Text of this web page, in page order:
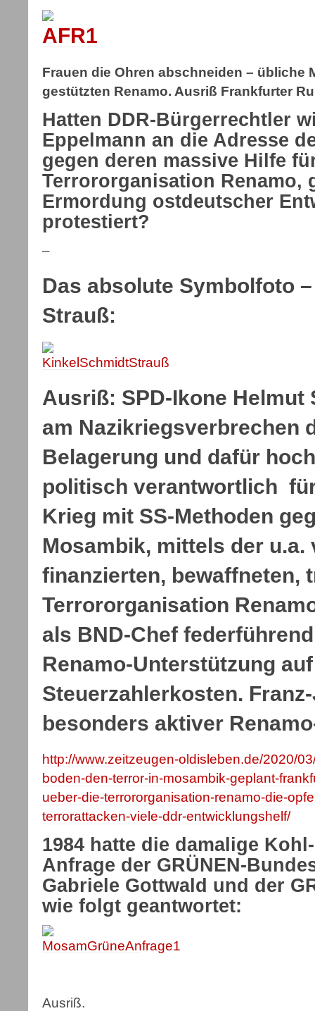
Frauen die Ohren abschneiden – übliche
gestützten Renamo. Ausriß Frankfurter
Hatten DDR-Bürgerrechtler
Eppelmann an die Adresse
gegen deren massive Hilfe
Terrororganisation Renamo,
Ermordung ostdeutscher
protestiert?
–
Das absolute Symbolfoto
Strauß:
Ausriß: SPD-Ikone Helmut
am Nazikriegsverbrechen
Belagerung und dafür
politisch verantwortlich
Krieg mit SS-Methoden
Mosambik, mittels der u.a.
finanzierten, bewaffneten,
Terrororganisation
als BND-Chef
Renamo-Unterstützung
Steuerzahlerkosten.
besonders aktiver
http://www.zeitzeugen-oldisleben.de/2020/
boden-den-terror-in-mosambik-geplant-
ueber-die-terrororganisation-renamo-die-
terrorattacken-viele-ddr-entwicklungshelf/
1984 hatte die damalige
Anfrage der GRÜNEN-
Gabriele Gottwald und der
wie folgt geantwortet:
Ausriß.